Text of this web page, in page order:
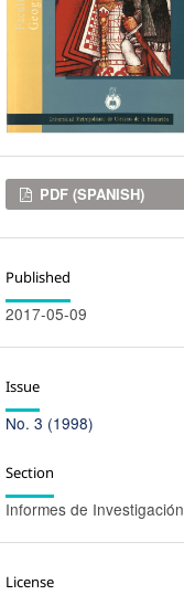
Downloads
PDF (SPANISH)
Published
2017-05-09
Issue
No. 3 (1998)
Section
Informes de Investigación
License